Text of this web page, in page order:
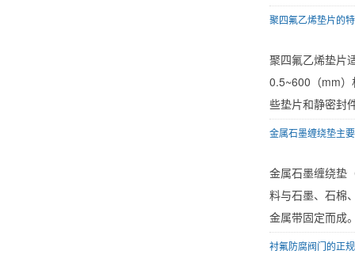
聚四氟乙烯垫片的
聚四氟乙烯垫片
0.5~600（mm
些垫片和静密封
金属石墨缠绕垫主
金属石墨缠绕垫
料与石墨、石棉
金属带固定而成
衬氟防腐阀门的正